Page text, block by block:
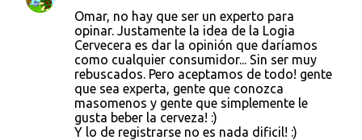
Omar, no hay que ser un experto para
opinar. Justamente la idea de la Logia
Cervecera es dar la opinión que daríamos
como cualquier consumidor... Sin ser muy
rebuscados. Pero aceptamos de todo! gente
que sea experta, gente que conozca
masomenos y gente que simplemente le
gusta beber la cerveza! :)
Y lo de registrarse no es nada dificil! :)